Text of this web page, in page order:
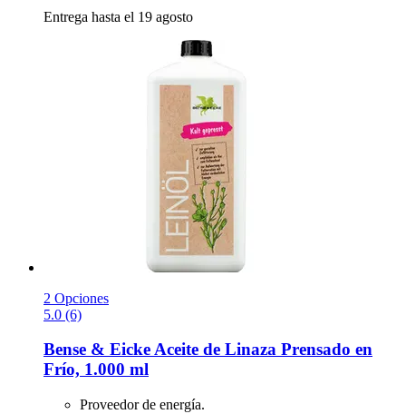
Entrega hasta el 19 agosto
2 Opciones
5.0 (6)
Bense & EickeAceite de Linaza Prensado en
Frío, 1.000 ml
Proveedor de energía.